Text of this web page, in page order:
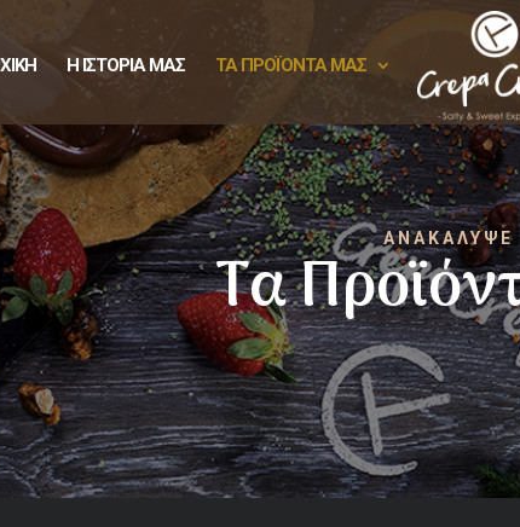
Η ΙΣΤΟΡΙΑ ΜΑΣ ΤΑ ΠΡΟΪΟΝΤΑ ΜΑΣ
ΑΝΑΚΑΛΥΨΕ
Τα